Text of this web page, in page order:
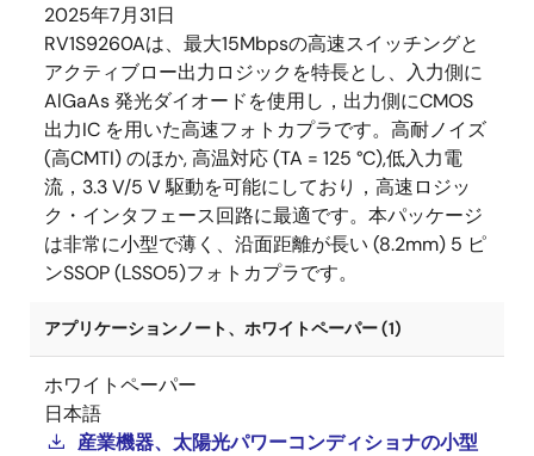
2025年7月31日
RV1S9260Aは、最大15Mbpsの高速スイッチングと
アクティブロー出力ロジックを特長とし、入力側に
AlGaAs 発光ダイオードを使用し，出力側にCMOS
出力IC を用いた高速フォトカプラです。高耐ノイズ
(高CMTI) のほか, 高温対応 (TA = 125 °C),低入力電
流，3.3 V/5 V 駆動を可能にしており，高速ロジッ
ク・インタフェース回路に最適です。本パッケージ
は非常に小型で薄く、沿面距離が長い (8.2mm) 5 ピ
ンSSOP (LSSO5)フォトカプラです。
アプリケーションノート、ホワイトペーパー (1)
ホワイトペーパー
日本語
産業機器、太陽光パワーコンディショナの小型